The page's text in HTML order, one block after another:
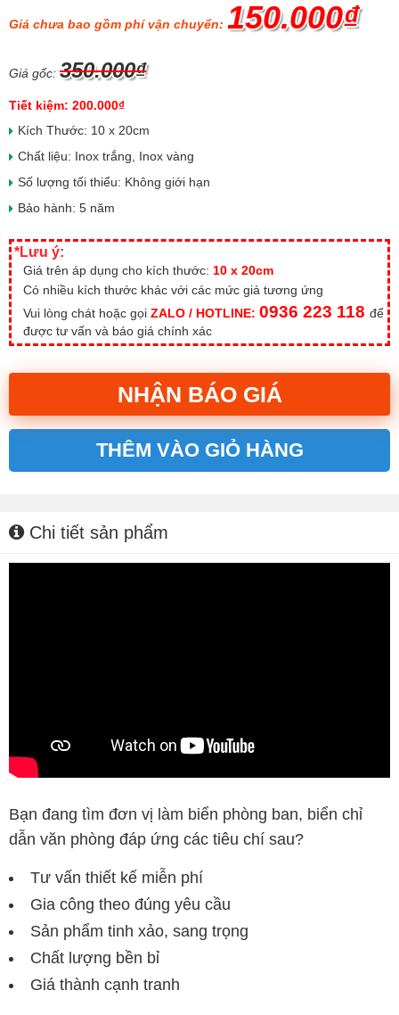
Giá chưa bao gồm phí vận chuyển: 150.000₫
Giá gốc: 350.000₫
Tiết kiệm: 200.000₫
Kích Thước: 10 x 20cm
Chất liệu: Inox trắng, Inox vàng
Số lượng tối thiểu: Không giới hạn
Bảo hành: 5 năm
*Lưu ý:
Giá trên áp dụng cho kích thước: 10 x 20cm
Có nhiều kích thước khác với các mức giá tương ứng
Vui lòng chát hoặc gọi ZALO / HOTLINE: 0936 223 118 để
được tư vấn và báo giá chính xác
NHẬN BÁO GIÁ
THÊM VÀO GIỎ HÀNG
Chi tiết sản phẩm
Bạn đang tìm đơn vị làm biển phòng ban, biển chỉ
dẫn văn phòng đáp ứng các tiêu chí sau?
Tư vấn thiết kế miễn phí
Gia công theo đúng yêu cầu
Sản phẩm tinh xảo, sang trọng
Chất lượng bền bỉ
Giá thành cạnh tranh